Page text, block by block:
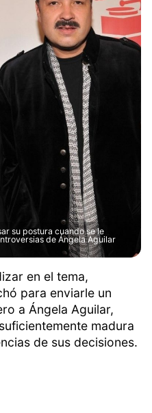
su postura cuando se le
de Ángela Aguilar
en el tema,
para enviarle un
a Ángela Aguilar,
madura
de sus decisiones.